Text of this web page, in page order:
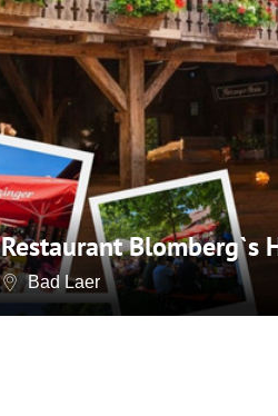
Restaurant Blomberg`s
Bad Laer